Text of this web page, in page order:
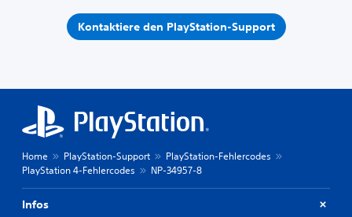
Kontaktiere den PlayStation-Support
Home PlayStation-Support
PlayStation-Fehlercodes
PlayStation 4-Fehlercodes
NP-34957-8
Infos